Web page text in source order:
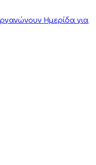
Ημερίδα για